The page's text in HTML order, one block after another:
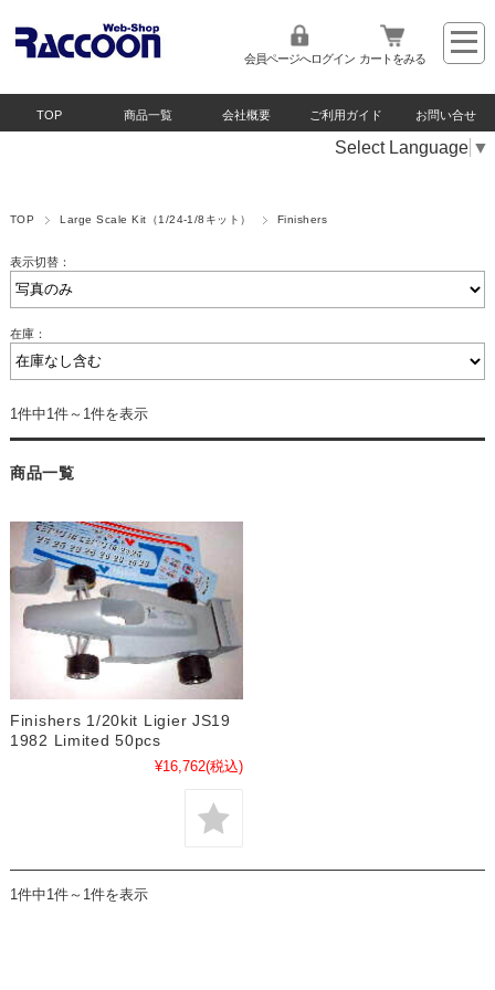
会員ページへログイン カートをみる
TOP 商品一覧 会社概要 ご利用ガイド お問い合せ
Select Language ▼
TOP Large Scale Kit（1/24-1/8キット） Finishers
表示切替：
在庫：
1件中1件～1件を表示
商品一覧
Finishers 1/20kit Ligier JS19
1982 Limited 50pcs
¥16,762(税込)
1件中1件～1件を表示